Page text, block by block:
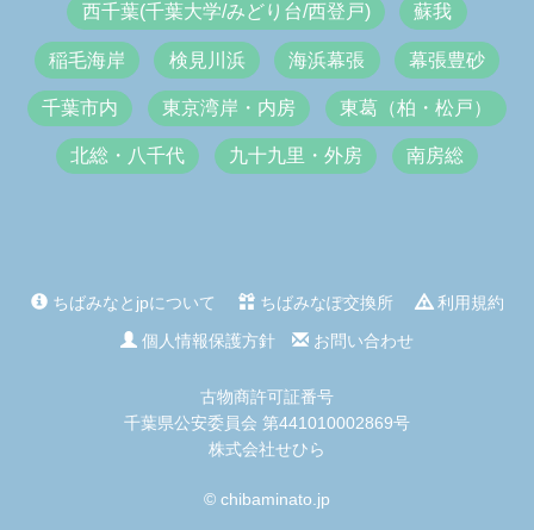
西千葉(千葉大学/みどり台/西登戸) 蘇我
稲毛海岸 検見川浜 海浜幕張 幕張豊砂
千葉市内 東京湾岸・内房 東葛（柏・松戸）
北総・八千代 九十九里・外房 南房総
ちばみなとjpについて ちばみなぽ交換所
利用規約
個人情報保護方針
お問い合わせ
古物商許可証番号
千葉県公安委員会 第441010002869号
株式会社せひら
© chibaminato.jp